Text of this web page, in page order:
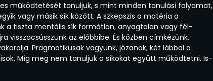
működtetését tanuljuk, s mint minden tanulási folyamat,
vagy másik sík között. A szkepszis a matéria a
a tiszta mentális sík formátlan, anyagtalan vagy fél-
az előbbibe. És közben címkézünk,
Pragmatikusak vagyunk, józanok, két lábbal a
Míg meg nem tanuljuk a síkokat együtt működtetni. Is-